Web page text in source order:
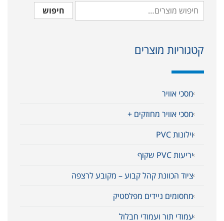
חיפוש
קטגוריות מוצרים
מסכי אוויר
מסכי אוויר מחוזקים +
וילונות PVC
יריעות PVC שקוף
ציוד הכוונת קהל קבוע – מקובע לרצפה
מחסומים ניידים מפלסטיק
עמודי תור ועמודי חבלול